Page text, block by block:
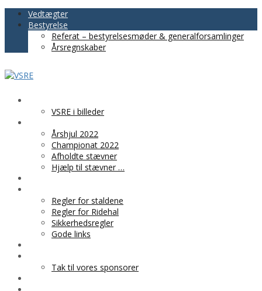
Vedtægter
Bestyrelse
Referat – bestyrelsesmøder & generalforsamlinger
Årsregnskaber
VSRE i billeder
Årshjul 2022
Championat 2022
Afholdte stævner
Hjælp til stævner …
Regler for staldene
Regler for Ridehal
Sikkerhedsregler
Gode links
Tak til vores sponsorer